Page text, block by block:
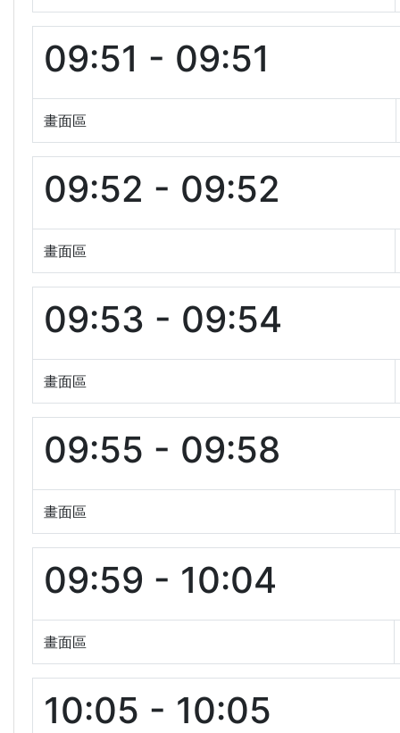
09:51 - 09:51
畫面區
09:52 - 09:52
畫面區
09:53 - 09:54
畫面區
09:55 - 09:58
畫面區
09:59 - 10:04
畫面區
10:05 - 10:05